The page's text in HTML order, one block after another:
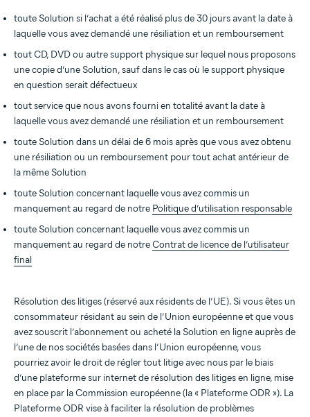
toute Solution si l’achat a été réalisé plus de 30 jours avant la date à
laquelle vous avez demandé une résiliation et un remboursement
tout CD, DVD ou autre support physique sur lequel nous proposons
une copie d’une Solution, sauf dans le cas où le support physique
en question serait défectueux
tout service que nous avons fourni en totalité avant la date à
laquelle vous avez demandé une résiliation et un remboursement
toute Solution dans un délai de 6 mois après que vous avez obtenu
une résiliation ou un remboursement pour tout achat antérieur de
la même Solution
toute Solution concernant laquelle vous avez commis un
manquement au regard de notre Politique d’utilisation responsable
toute Solution concernant laquelle vous avez commis un
manquement au regard de notreContrat de licence de l’utilisateur
final
Résolution des litiges (réservé aux résidents de l’UE). Si vous êtes un
consommateur résidant au sein de l’Union européenne et que vous
avez souscrit l’abonnement ou acheté la Solution en ligne auprès de
l’une de nos sociétés basées dans l’Union européenne, vous
pourriez avoir le droit de régler tout litige avec nous par le biais
d’une plateforme sur internet de résolution des litiges en ligne, mise
en place par la Commission européenne (la « Plateforme ODR »). La
Plateforme ODR vise à faciliter la résolution de problèmes